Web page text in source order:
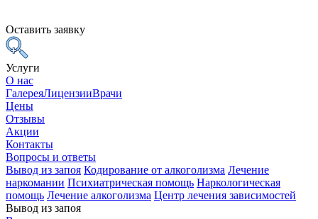
Оставить заявку
Услуги
О нас
ГалереяЛицензииВрачи
Цены
Отзывы
Акции
Контакты
Вопросы и ответы
Вывод из запоя Кодирование от алкоголизма Лечение
наркомании Психиатрическая помощь Наркологическая
помощь Лечение алкоголизма Центр лечения зависимостей
Вывод из запоя